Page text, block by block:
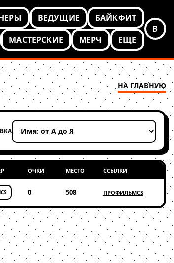
ВЕДУЩИЕ
БАЙКФИТ
МАСТЕРСКИЕ МЕРЧ ЕЩЕ
В
НА ГЛАВНУЮ
сортировку
ОЧКИ МЕСТО ССЫЛКИ
0 508 ПРОФИЛЬMCS